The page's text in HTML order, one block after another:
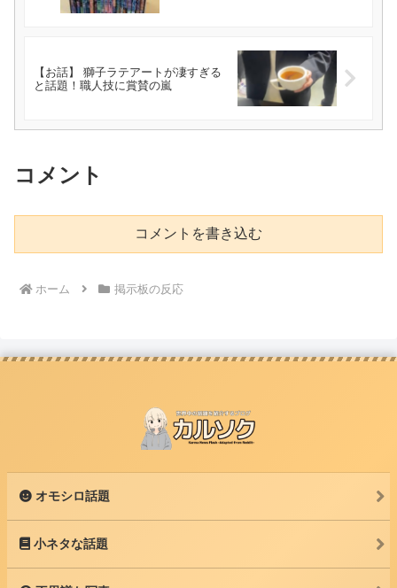
【お話】 獅子ラテアートが凄すぎる
と話題！職人技に賞賛の嵐
コメント
コメントを書き込む
ホーム 掲示板の反応
オモシロ話題
小ネタな話題